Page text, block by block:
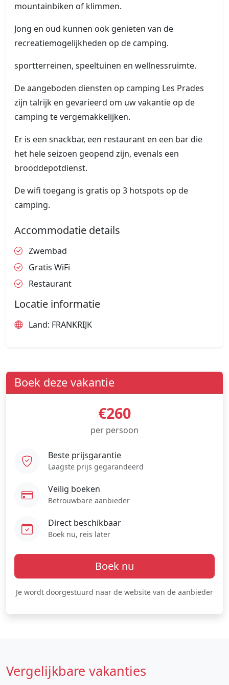
mountainbiken of klimmen.
Jong en oud kunnen ook genieten van de
recreatiemogelijkheden op de camping.
sportterreinen, speeltuinen en wellnessruimte.
De aangeboden diensten op camping Les Prades
zijn talrijk en gevarieerd om uw vakantie op de
camping te vergemakkelijken.
Er is een snackbar, een restaurant en een bar die
het hele seizoen geopend zijn, evenals een
brooddepotdienst.
De wifi toegang is gratis op 3 hotspots op de
camping.
Accommodatie details
Zwembad
Gratis WiFi
Restaurant
Locatie informatie
Land: FRANKRIJK
Boek deze vakantie
€260
per persoon
Beste prijsgarantie
Laagste prijs gegarandeerd
Veilig boeken
Betrouwbare aanbieder
Direct beschikbaar
Boek nu, reis later
Boek nu
Je wordt doorgestuurd naar de website van de aanbieder
Vergelijkbare vakanties